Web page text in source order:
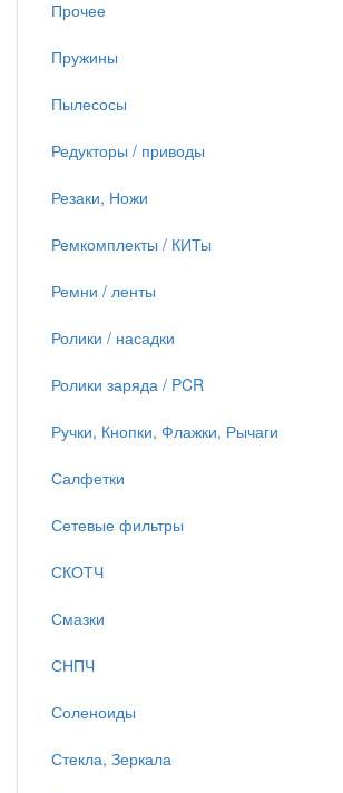
Прочее
Пружины
Пылесосы
Редукторы / приводы
Резаки, Ножи
Ремкомплекты / КИТы
Ремни / ленты
Ролики / насадки
Ролики заряда / PCR
Ручки, Кнопки, Флажки, Рычаги
Салфетки
Сетевые фильтры
СКОТЧ
Смазки
СНПЧ
Соленоиды
Стекла, Зеркала